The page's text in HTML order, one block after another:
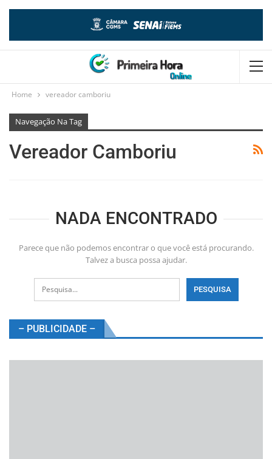
Home vereador camboriu
Navegação Na Tag
Vereador Camboriu
NADA ENCONTRADO
Parece que não podemos encontrar o que você está procurando.
Talvez a busca possa ajudar.
– PUBLICIDADE –